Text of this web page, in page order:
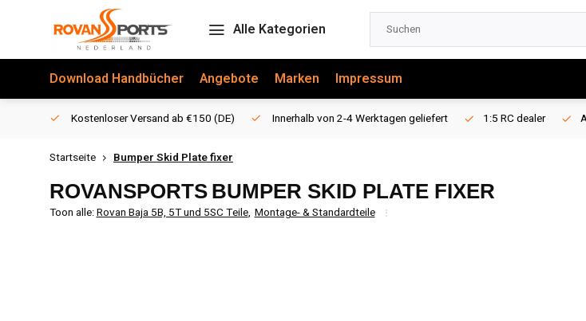
Alle Kategorien
Download Handbücher Angebote Marken Impressum
Kostenloser Versand ab €150 (DE) Innerhalb von 2-4 Werktagen geliefert 1:5 RC dealer
Startseite Bumper Skid Plate fixer
ROVANSPORTS BUMPER SKID PLATE FIXER
Toon alle:Rovan Baja 5B, 5T und 5SC Teile, Montage- & Standardteile